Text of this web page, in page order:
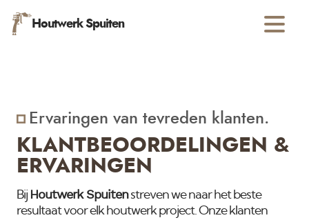
Houtwerk Spuiten
Ervaringen van tevreden klanten.
KLANTBEOORDELINGEN &
ERVARINGEN
Bij Houtwerk Spuitenstreven we naar het beste
resultaat voor elk houtwerk project. Onze klanten